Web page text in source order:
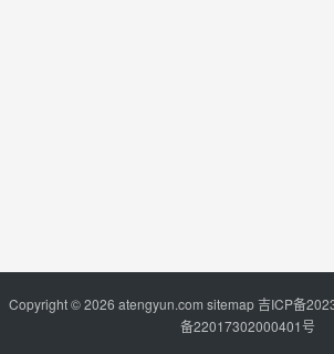
Copyright © 2026 atengyun.com sitemap吉ICP备
备22017302000401号